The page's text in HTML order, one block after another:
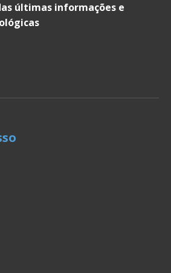
últimas informações e